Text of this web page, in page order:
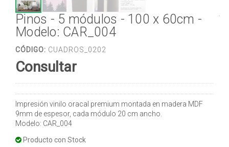
Pinos - 5 módulos - 100 x 60cm -
Modelo: CAR_004
CÓDIGO: CUADROS_0202
Consultar
Impresión vinilo oracal premium montada en madera MDF
9mm de espesor, cada módulo 20 cm ancho.
Modelo: CAR_004
Producto con Stock